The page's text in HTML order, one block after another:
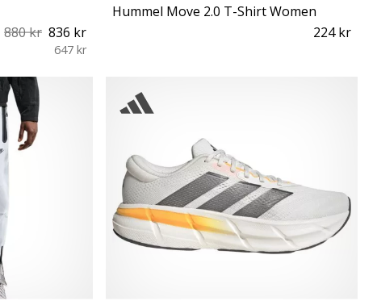
880 kr 836 kr
647 kr
Hummel Move 2.0 T-Shirt Women
224 kr